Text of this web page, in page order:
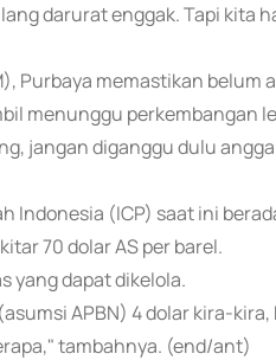
darurat enggak. Tapi kita
Purbaya memastikan belum
menunggu perkembangan
jangan diganggu dulu
Indonesia (ICP) saat ini
70 dolar AS per barel.
yang dapat dikelola.
APBN) 4 dolar kira-
tambahnya. (end/ant)